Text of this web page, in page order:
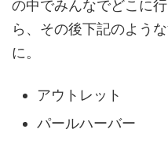
の中でみんなでどこに
ら、その後下記のよう
に。
アウトレット
パールハーバー